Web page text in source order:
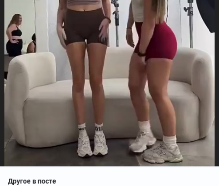
Другое в посте